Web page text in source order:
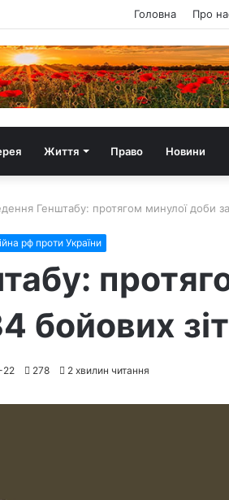
Головна Про
Життя Право Новини
Генштабу: протягом минулої доби
рф проти України
бойових
22 278 2 хвилин читання